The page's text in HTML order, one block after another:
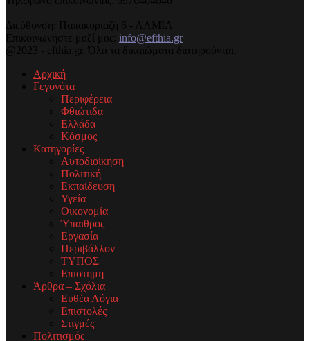
Διεύθυνση: Παπακυριαζή 6 - ΛΑΜΙΑ
Επικοινωνήστε μαζί μας: info@efthia.gr
@2023 - efthia.gr. Όλα τα δικαιώματα διατηρούνται.
Αρχική
Γεγονότα
Περιφέρεια
Φθιώτιδα
Ελλάδα
Κόσμος
Κατηγορίες
Αυτοδιοίκηση
Πολιτική
Εκπαίδευση
Υγεία
Οικονομία
Ύπαιθρος
Εργασία
Περιβάλλον
ΤΥΠΟΣ
Επιστημη
Άρθρα – Σχόλια
Ευθέα Λόγια
Επιστολές
Στιγμές
Πολιτισμός